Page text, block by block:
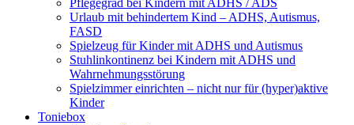
Pflegegrad bei Kindern mit ADHS / ADS
Urlaub mit behindertem Kind – ADHS, Autismus,
FASD
Spielzeug für Kinder mit ADHS und Autismus
Stuhlinkontinenz bei Kindern mit ADHS und
Wahrnehmungsstörung
Spielzimmer einrichten – nicht nur für (hyper)aktive
Kinder
Toniebox